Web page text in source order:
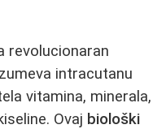
revolucionaran
intracutanu
vitamina, minerala,
Ovaj biološki